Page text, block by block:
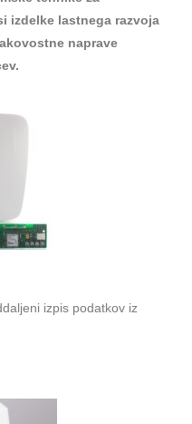
izdelke lastnega razvoja
naprave
izpis podatkov iz